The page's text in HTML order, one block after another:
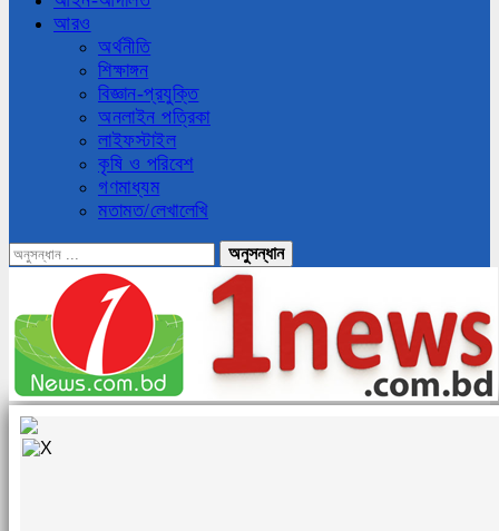
আরও
অর্থনীতি
শিক্ষাঙ্গন
বিজ্ঞান-প্রযুক্তি
অনলাইন পত্রিকা
লাইফস্টাইল
কৃষি ও পরিবেশ
গণমাধ্যম
মতামত/লেখালেখি